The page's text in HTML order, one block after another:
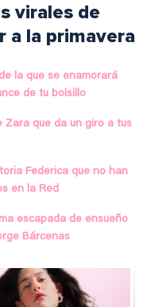
virales de
a la primavera
la que se enamorará
de tu bolsillo
Zara que da un giro a tus
Federica que no han
en la Red
escapada de ensueño
Bárcenas